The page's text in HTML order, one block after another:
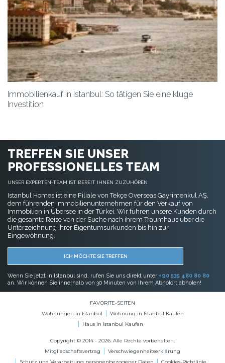
Immobilienkauf in Istanbul: So tätigen Sie eine kluge
Investition
TREFFEN SIE UNSER
PROFESSIONELLES TEAM
UNSER EXPERTEN-TEAM IST BEREIT IHNEN ZUZUHÖREN
Istanbul Homes ist eine Filiale von Tekçe Overseas Gayrimenkul AŞ,
dem führenden Immobilienunternehmen für den Verkauf von
Immobilien in Übersee in der Türkei. Wir führen unsere Kunden durch
die gesamte Reise von der Suche nach ihrem Traumhaus über die
Unterzeichnung ihrer Eigentumsurkunden bis hin zur
Eingewöhnung.
ICH MÖCHTE SIE TREFFEN
Wenn Sie jetzt in Istanbul sind, rufen Sie uns direkt unter +90 535 480 80 80
an. Wir können Sie innerhalb von 30 Minuten von Ihrem Abholort abholen!
FAVORITE-SEITEN
Wohnungen in Istanbul
Wohnung in Istanbul Kaufen
Haus in Istanbul Kaufen
Copyright © 2014 - 2026. Alle Rechte vorbehalten.
Mitgliedschaftsvertrag
Verschwiegenheitserklärung
Schutz und Verarbeitung personenbezogener Daten
Cookies-Richtlinie